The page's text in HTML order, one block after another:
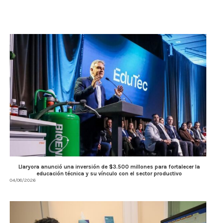
Llaryora anunció una inversión de $3.500 millones para fortalecer la
educación técnica y su vínculo con el sector productivo
04/08/2026